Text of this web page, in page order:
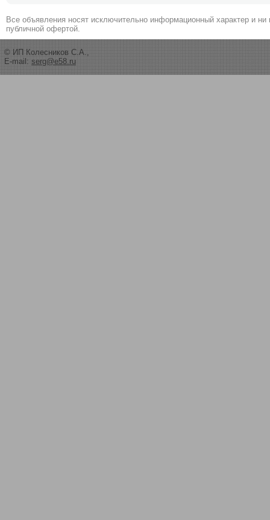
Все объявления носят исключительно информационный характер и ни
публичной офертой.
© ИП Колесников С.А.,
E-mail: serg@e58.ru